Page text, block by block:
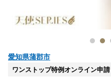
愛知県蒲郡市
ワンストップ特例オンライン申請